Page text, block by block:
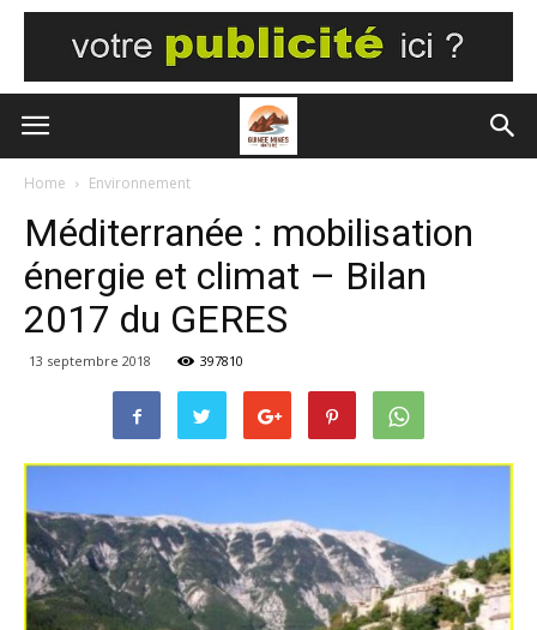
Home Environnement
Méditerranée : mobilisation
énergie et climat – Bilan
2017 du GERES
13 septembre 2018 397810